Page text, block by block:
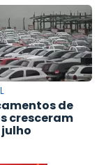
de
cresceram
julho